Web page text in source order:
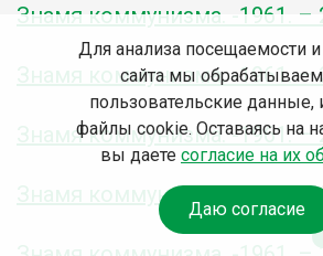
Знамя коммунизма. -1961. –
Знамя коммунизма. -1961. –
Знамя коммунизма. -1961. –
Знамя коммунизма. -1961. –
Для анализа посещаемости
сайта мы
пользовательские данные,
файлы cookie. Оставаясь на
вы даете согласие на их
Даю согласие